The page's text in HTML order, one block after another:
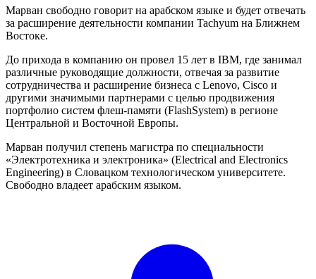
Марван свободно говорит на арабском языке и будет отвечать
за расширение деятельности компании Tachyum на Ближнем
Востоке.
До прихода в компанию он провел 15 лет в IBM, где занимал
различные руководящие должности, отвечая за развитие
сотрудничества и расширение бизнеса с Lenovo, Cisco и
другими значимыми партнерами с целью продвижения
портфолио систем флеш-памяти (FlashSystem) в регионе
Центральной и Восточной Европы.
Марван получил степень магистра по специальности
«Электротехника и электроника» (Electrical and Electronics
Engineering) в Словацком технологическом университете.
Свободно владеет арабским языком.